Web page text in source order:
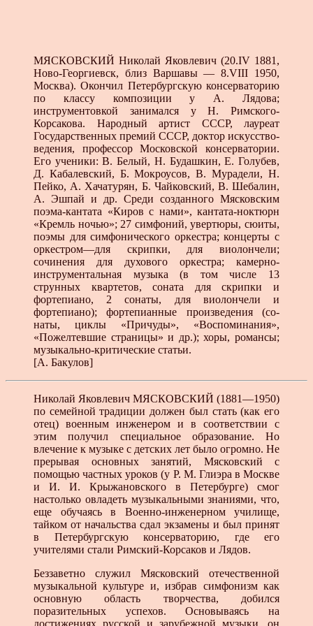
МЯСКОВСКИЙ Николай Яковлевич (20.IV 1881,
Ново-Георгиевск, близ Варшавы — 8.VIII 1950,
Москва). Окончил Петербургскую консерваторию
по классу ком­позиции у А. Лядова;
инструментовкой занимался у Н. Римского-
Корсакова. Народный артист СССР, лау­реат
Государственных премий СССР, доктор искусство­
ведения, профессор Московской консерватории.
Его ученики: В. Белый, Н. Будашкин, Е. Голубев,
Д. Каба­левский, Б. Мокроусов, В. Мурадели, Н.
Пейко, А. Ха­чатурян, Б. Чайковский, В. Шебалин,
А. Эшпай и др. Среди созданного Мясковским
поэма-кантата «Киров с нами», кантата-ноктюрн
«Кремль ночью»; 27 симфоний, увертюры, сюиты,
поэмы для симфонического оркестра; концерты с
оркестром—для скрипки, для виолончели;
сочинения для духового оркестра; камерно-
инструмен­тальная музыка (в том числе 13
струнных квартетов, соната для скрипки и
фортепиано, 2 сонаты, для виолон­чели и
фортепиано); фортепианные произведения (со­
наты, циклы «Причуды», «Воспоминания»,
«Пожелтев­шие страницы» и др.); хоры, романсы;
музыкально-кри­тические статьи.
[А. Бакулов]
Николай Яковлевич МЯСКОВСКИЙ (1881—1950)
по семейной традиции должен был стать (как его
отец) военным инженером и в соответствии с
этим получил специальное образование. Но
влечение к музыке с детских лет было огромно. Не
прерывая основных занятий, Мясковский с
помощью частных уроков (у Р. М. Глиэра в Москве
и И. И. Крыжановского в Петербурге) смог
настолько овладеть музыкальными знаниями, что,
еще обучаясь в Военно-инженерном училище,
тайком от начальства сдал экзамены и был принят
в Петербургскую консерваторию, где его
учителями стали Римский-Корсаков и Лядов.
Беззаветно служил Мясковский отечественной
музыкальной культуре и, избрав симфонизм как
основную область творчества, добился
поразительных успехов. Основываясь на
достижениях русской и зарубежной музыки, он